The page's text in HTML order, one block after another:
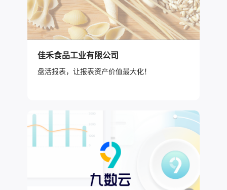
佳禾食品工业有限公司
盘活报表，让报表资产价值最大化！